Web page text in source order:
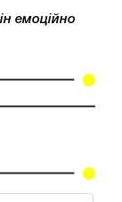
емоційно